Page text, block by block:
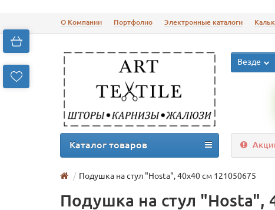
О Компании Портфолио Электронные каталоги
Везде
Каталог товаров
Подушка на стул "Нosta", 40х40 см 121050675
Подушка на стул "Нosta",